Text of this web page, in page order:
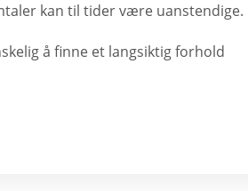
kan til tider være uanstendige.
å finne et langsiktig forhold